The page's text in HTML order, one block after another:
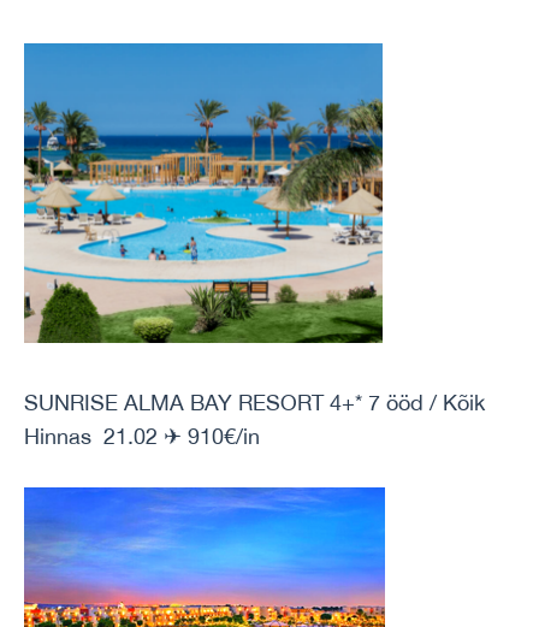
SUNRISE ALMA BAY RESORT 4+* 7 ööd / Kõik
Hinnas 21.02 ✈ 910€/in